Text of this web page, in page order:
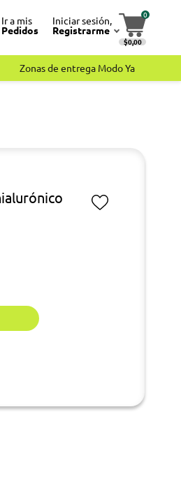
Ir a mis
Pedidos
Iniciar sesión,
Registrarme
0
$0,00
Zonas de entrega Modo Ya